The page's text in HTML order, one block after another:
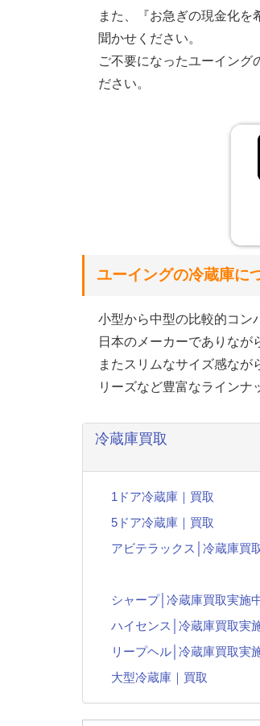
また、『お急ぎの現金化
聞かせください。
ご不要になったユーイング
ださい。
ユーイングの冷蔵庫に
小型から中型の比較的コン
日本のメーカーでありなが
またスリムなサイズ感な
リーズなど豊富なラインナ
冷蔵庫買取
1ドア冷蔵庫｜買取
5ドア冷蔵庫｜買取
アビテラックス│冷蔵庫買
シャープ│冷蔵庫買取実施
ハイセンス│冷蔵庫買取実
リープヘル│冷蔵庫買取実
大型冷蔵庫｜買取